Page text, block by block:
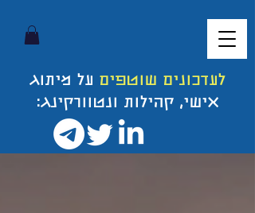
לעדכונים שוטפים על מיתוג
אישי, קהילות ונטוורקינג: